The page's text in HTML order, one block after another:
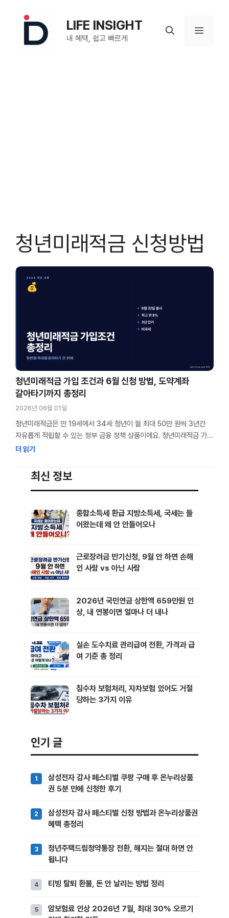
LIFE INSIGHT
내 혜택, 쉽고 빠르게
메
청년미래적금 신청방법
청년미래적금 가입 조건과 6월 신청 방법, 도약계좌
갈아타기까지 총정리
2026년 06월 01일
청년미래적금은 만 19세에서 34세 청년이 월 최대 50만 원씩 3년간
자유롭게 적립할 수 있는 정부 금융 정책 상품이에요. 청년미래적금 가입
조건은 소득과 가구 중위소득 두 가지를 동시에 충족해야 하고, 일반형과
14% 수준의 단리 적금 효과를 기대할 수 있어요. 2026년 6월 22일
출시 예정이라 신청까지 시간이 얼마 남지 …
더 읽기
최신 정보
종합소득세 환급 지방소득세, 국세는 들
어왔는데 왜 안 안들어오나
근로장려금 반기신청, 9월 안 하면 손해
인 사람 vs 아닌 사람
2026년 국민연금 상한액 659만원 인
상, 내 연봉이면 얼마나 더 내나
실손 도수치료 관리급여 전환, 가격과 급
여 기준 총 정리
침수차 보험처리, 자차보험 있어도 거절
당하는 3가지 이유
인기 글
삼성전자 감사 페스티벌 쿠팡 구매 후 온누리상품
권 5분 만에 신청한 후기
삼성전자 감사 페스티벌 신청 방법과 온누리상품권
혜택 총정리
청년주택드림청약통장 전환, 해지는 절대 하면 안
됩니다
티빙 탈퇴 환불, 돈 안 날리는 방법 정리
암보험료 인상 2026년 7월, 최대 30% 오르기